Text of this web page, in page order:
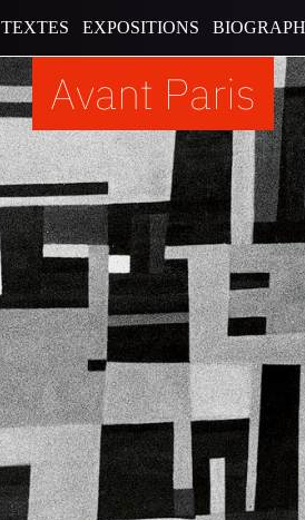
TEXTES EXPOSITIONS
Avant Paris